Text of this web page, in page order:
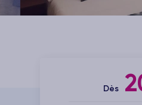
Dès